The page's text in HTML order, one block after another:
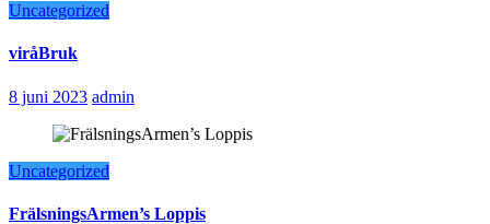
Uncategorized
viråBruk
8 juni 2023 admin
Uncategorized
FrälsningsArmen’s Loppis